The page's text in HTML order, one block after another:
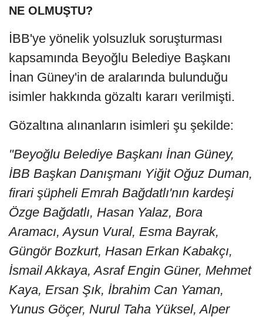
NE OLMUŞTU?
İBB'ye yönelik yolsuzluk soruşturması
kapsamında Beyoğlu Belediye Başkanı
İnan Güney'in de aralarında bulunduğu
isimler hakkında gözaltı kararı verilmişti.
Gözaltına alınanların isimleri şu şekilde:
"Beyoğlu Belediye Başkanı İnan Güney,
İBB Başkan Danışmanı Yiğit Oğuz Duman,
firari şüpheli Emrah Bağdatlı'nın kardeşi
Özge Bağdatlı, Hasan Yalaz, Bora
Aramacı, Aysun Vural, Esma Bayrak,
Güngör Bozkurt, Hasan Erkan Kabakçı,
İsmail Akkaya, Asraf Engin Güner, Mehmet
Kaya, Ersan Şık, İbrahim Can Yaman,
Yunus Göçer, Nurul Taha Yüksel, Alper